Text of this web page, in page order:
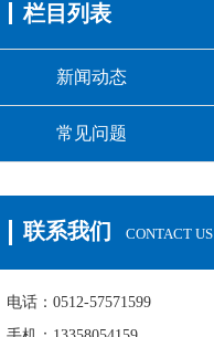
栏目列表
新闻动态
常见问题
联系我们 CONTACT US
电话：0512-57571599